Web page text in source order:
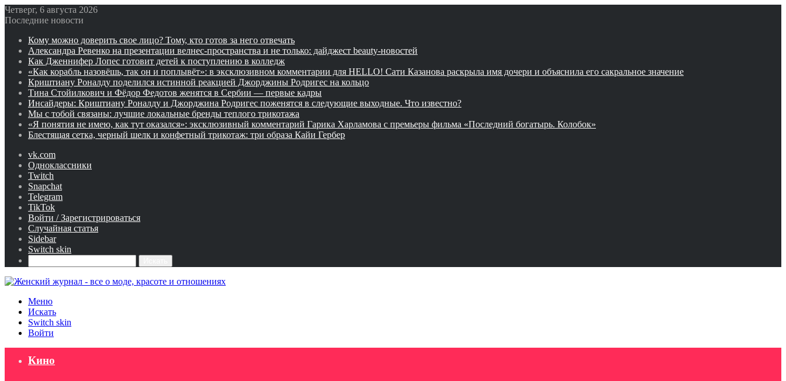
Четверг, 6 августа 2026
Последние новости
Кому можно доверить свое лицо? Тому, кто готов за него отвечать
Александра Ревенко на презентации велнес-пространства и не только: дайджест beauty-новостей
Как Дженнифер Лопес готовит детей к поступлению в колледж
«Как корабль назовёшь, так он и поплывёт»: в эксклюзивном комментарии для HELLO! Сати Казанова раскрыла имя дочери и объяснила его сакральное значение
Криштиану Роналду поделился истинной реакцией Джорджины Родригес на кольцо
Тина Стойилкович и Фёдор Федотов женятся в Сербии — первые кадры
Инсайдеры: Криштиану Роналду и Джорджина Родригес поженятся в следующие выходные. Что известно?
Мы с тобой связаны: лучшие локальные бренды теплого трикотажа
«Я понятия не имею, как тут оказался»: эксклюзивный комментарий Гарика Харламова с премьеры фильма «Последний богатырь. Колобок»
Блестящая сетка, черный шелк и конфетный трикотаж: три образа Кайи Гербер
vk.com
Одноклассники
Twitch
Snapchat
Telegram
TikTok
Войти / Зарегистрироваться
Случайная статья
Sidebar
Switch skin
Меню
Искать
Switch skin
Войти
Кино